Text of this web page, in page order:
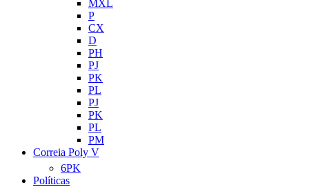
MXL
P
CX
D
PH
PJ
PK
PL
PJ
PK
PL
PM
Correia Poly V
6PK
Políticas